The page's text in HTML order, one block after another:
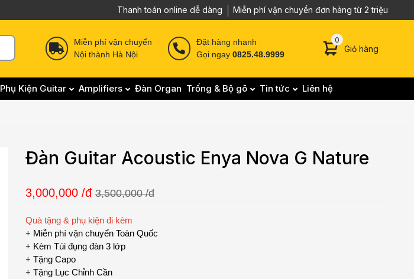
Thanh toán online dễ dàng Miễn phí vận chuyển đơn hàng từ 2 triệu
Miễn phí vận chuyển
Nội thành Hà Nội
Đặt hàng nhanh
Gọi ngay0825.48.9999
00 sản phẩm trong
Giỏ hàng
Phụ Kiện Guitar Amplifiers Đàn Organ Trống & Bộ gõ Tin tức Liên hệ
Đàn Guitar Acoustic Enya Nova G Nature
3,000,000 /đ 3,500,000 /đ
Quà tặng & phụ kiện đi kèm
+ Miễn phí vận chuyển Toàn Quốc
+ Kèm Túi đụng đàn 3 lớp
+ Tặng Capo
+ Tặng Lục Chỉnh Cần